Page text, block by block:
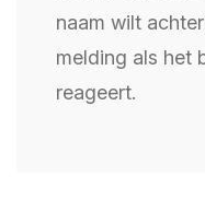
naam wilt
melding als het
reageert.